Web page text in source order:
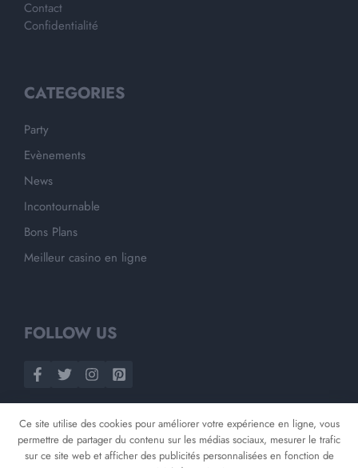
Contact
Confidentialité
CATEGORIES
Party
Evènements
News
Incontournable
Bons Plans
Meilleur casino en ligne
FOLLOW US
Ce site utilise des cookies pour améliorer votre expérience en ligne, vous
permettre de partager du contenu sur les médias sociaux, mesurer le trafic
sur ce site web et afficher des publicités personnalisées en fonction de